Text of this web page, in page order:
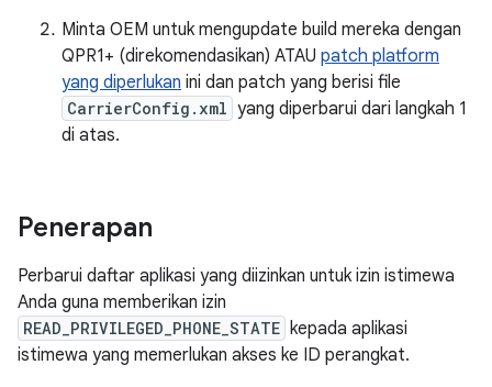
Minta OEM untuk mengupdate build mereka dengan
QPR1+ (direkomendasikan) ATAU patch platform
yang diperlukan ini dan patch yang berisi file
CarrierConfig.xml yang diperbarui dari langkah 1
di atas.
Penerapan
Perbarui daftar aplikasi yang diizinkan untuk izin istimewa
Anda guna memberikan izin
READ_PRIVILEGED_PHONE_STATE kepada aplikasi
istimewa yang memerlukan akses ke ID perangkat.